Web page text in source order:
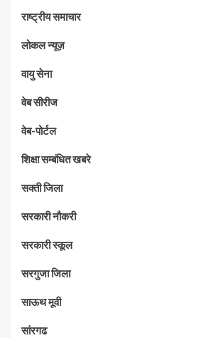
राष्ट्रीय समाचार
लोकल न्यूज़
वायु सेना
वेब सीरीज
वेब-पोर्टल
शिक्षा सम्बंधित खबरे
सक्ती जिला
सरकारी नौकरी
सरकारी स्कूल
सरगुजा जिला
साऊथ मूवी
सांरगढ